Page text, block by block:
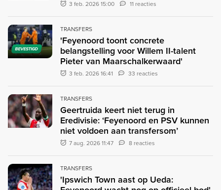
3 feb. 2026 15:00 11 reacties
BEVESTIGD
TRANSFERS
'Feyenoord toont concrete
belangstelling voor Willem II-talent
Pieter van Maarschalkerwaard'
3 feb. 2026 16:41 33 reacties
TRANSFERS
Geertruida keert niet terug in
Eredivisie: ‘Feyenoord en PSV kunnen
niet voldoen aan transfersom’
7 aug. 2026 11:47 8 reacties
TRANSFERS
'Ipswich Town aast op Ueda: